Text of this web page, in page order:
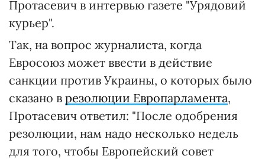
Протасевич в интервью газете "Урядовий
курьер".
Так, на вопрос журналиста, когда
Евросоюз может ввести в действие
санкции против Украины, о которых было
сказано в резолюции Европарламента,
Протасевич ответил: "После одобрения
резолюции, нам надо несколько недель
для того, чтобы Европейский совет